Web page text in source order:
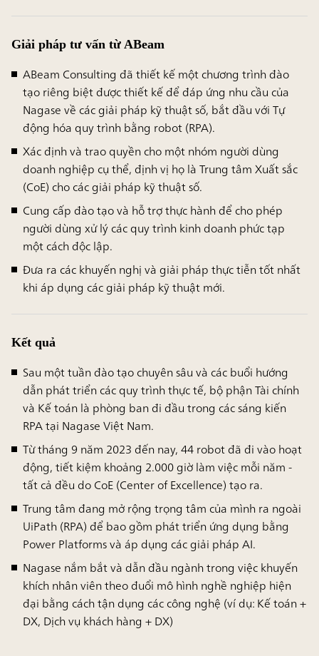
Giải pháp tư vấn từ ABeam
ABeam Consulting đã thiết kế một chương trình đào
tạo riêng biệt được thiết kế để đáp ứng nhu cầu của
Nagase về các giải pháp kỹ thuật số, bắt đầu với Tự
động hóa quy trình bằng robot (RPA).
Xác định và trao quyền cho một nhóm người dùng
doanh nghiệp cụ thể, định vị họ là Trung tâm Xuất sắc
(CoE) cho các giải pháp kỹ thuật số.
Cung cấp đào tạo và hỗ trợ thực hành để cho phép
người dùng xử lý các quy trình kinh doanh phức tạp
một cách độc lập.
Đưa ra các khuyến nghị và giải pháp thực tiễn tốt nhất
khi áp dụng các giải pháp kỹ thuật mới.
Kết quả
Sau một tuần đào tạo chuyên sâu và các buổi hướng
dẫn phát triển các quy trình thực tế, bộ phận Tài chính
và Kế toán là phòng ban đi đầu trong các sáng kiến
RPA tại Nagase Việt Nam.
Từ tháng 9 năm 2023 đến nay,44robot đã đi vào hoạt
động, tiết kiệm khoảng 2.000 giờlàm việc mỗi năm -
tất cả đều do CoE (Center of Excellence) tạo ra.
Trung tâm đang mở rộng trọng tâm của mình ra ngoài
UiPath (RPA) để bao gồm phát triển ứng dụng bằng
Power Platforms và áp dụng các giải pháp AI.
Nagase nắm bắt và dẫn đầu ngành trong việc khuyến
khích nhân viên theo đuổi mô hình nghề nghiệp hiện
đại bằng cách tận dụng các công nghệ (ví dụ: Kế toán +
DX, Dịch vụ khách hàng + DX)